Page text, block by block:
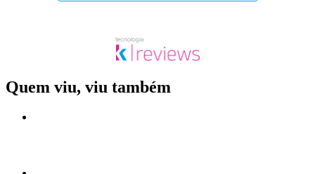
Quem viu, viu também